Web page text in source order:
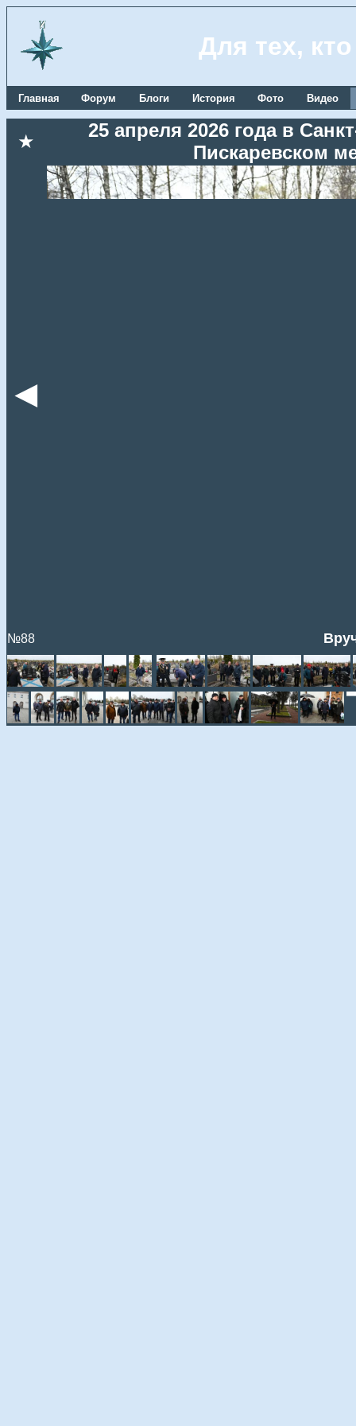
Для тех,
Главная Форум Блоги История Фото Видео
★
25 апреля 2026 года в
Пискаревском
◄
№88